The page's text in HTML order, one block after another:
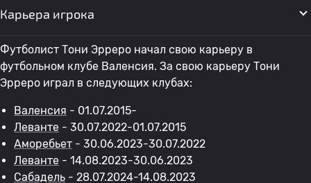
Карьера игрока
Футболист Тони Эрреро начал свою карьеру в
футбольном клубе Валенсия. За свою карьеру Тони
Эрреро играл в следующих клубах:
Валенсия - 01.07.2015-
Леванте - 30.07.2022-01.07.2015
Аморебьет - 30.06.2023-30.07.2022
Леванте - 14.08.2023-30.06.2023
Сабадель - 28.07.2024-14.08.2023